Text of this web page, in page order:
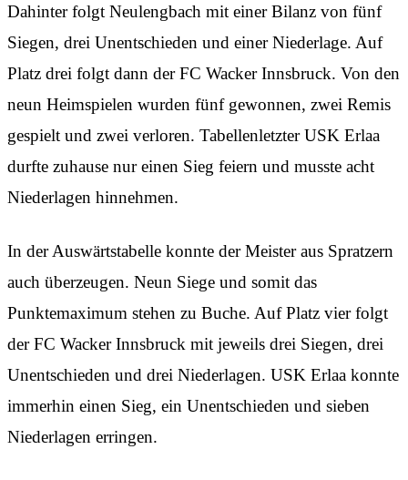
Dahinter folgt Neulengbach mit einer Bilanz von fünf
Siegen, drei Unentschieden und einer Niederlage. Auf
Platz drei folgt dann der FC Wacker Innsbruck. Von den
neun Heimspielen wurden fünf gewonnen, zwei Remis
gespielt und zwei verloren. Tabellenletzter USK Erlaa
durfte zuhause nur einen Sieg feiern und musste acht
Niederlagen hinnehmen.
In der Auswärtstabelle konnte der Meister aus Spratzern
auch überzeugen. Neun Siege und somit das
Punktemaximum stehen zu Buche. Auf Platz vier folgt
der FC Wacker Innsbruck mit jeweils drei Siegen, drei
Unentschieden und drei Niederlagen. USK Erlaa konnte
immerhin einen Sieg, ein Unentschieden und sieben
Niederlagen erringen.